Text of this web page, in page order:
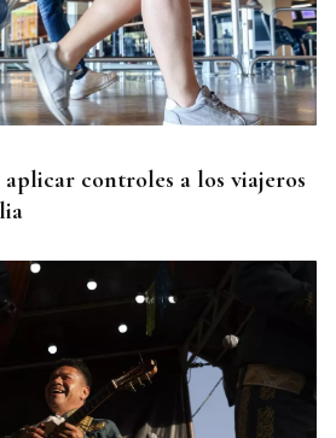
Soares roza el podio del
de Ajedrez
aplicar controles a los viajeros